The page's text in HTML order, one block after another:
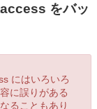
をバッ
にはいろいろ
に誤りがある
ることもあり